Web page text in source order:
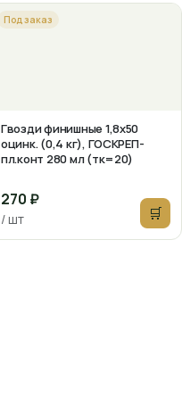
Под заказ
Гвозди финишные 1,8х50
оцинк. (0,4 кг), ГОСКРЕП-
пл.конт 280 мл (тк=20)
270 ₽
/ шт 🛒